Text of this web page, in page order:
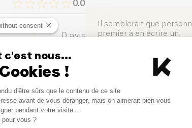
0.0
0 avis
0 avis
0 avis
Il semblerait que
premier à en écrire un.
Laisser votre avis
consent
c'est nous...
!
Management
d'être sûrs que le contenu de ce site
avant de vous déranger, mais on aimerait bien vous
pendant votre visite...
pour vous ?
Axeptio consent